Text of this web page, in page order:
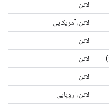
لاتن
لاتن; آمریکایی
لاتن
لاتن
لاتن
لاتن; اروپایی